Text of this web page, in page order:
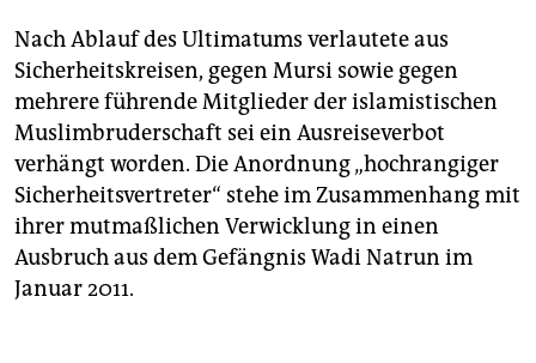
Nach Ablauf des Ultimatums verlautete aus
Sicherheitskreisen, gegen Mursi sowie gegen
mehrere führende Mitglieder der islamistischen
Muslimbruderschaft sei ein Ausreiseverbot
verhängt worden. Die Anordnung „hochrangiger
Sicherheitsvertreter“ stehe im Zusammenhang mit
ihrer mutmaßlichen Verwicklung in einen
Ausbruch aus dem Gefängnis Wadi Natrun im
Januar 2011.